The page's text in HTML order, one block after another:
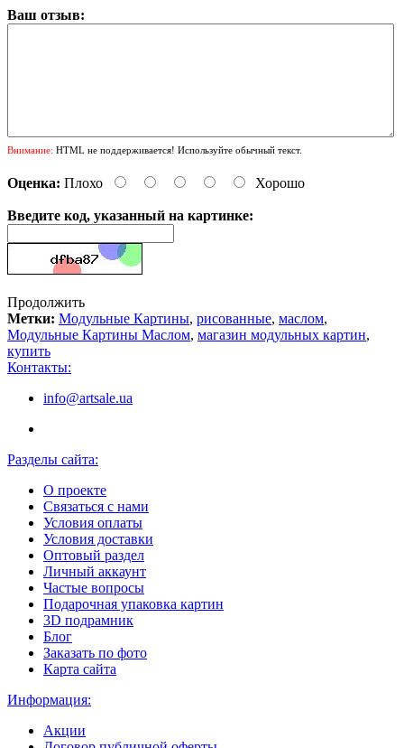
Ваш отзыв:
Внимание: HTML не поддерживается! Используйте обычный текст.
Оценка: Плохо Хорошо
Введите код, указанный на картинке:
Продолжить
Метки: Модульные Картины, рисованные, маслом,
Модульные Картины Маслом, магазин модульных картин,
купить
Контакты:
info@artsale.ua
Разделы сайта:
О проекте
Связаться с нами
Условия оплаты
Условия доставки
Оптовый раздел
Личный аккаунт
Частые вопросы
Подарочная упаковка картин
3D подрамник
Блог
Заказать по фото
Карта сайта
Информация:
Акции